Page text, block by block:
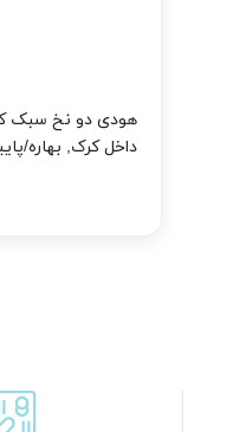
هودی دو نخ سبک
داخل کرک, بهاره/